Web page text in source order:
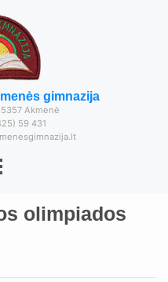
gimnazija
Akmenė
59 431
olimpiados